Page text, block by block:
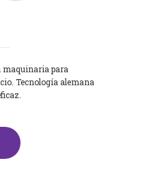
maquinaria para
Tecnología alemana